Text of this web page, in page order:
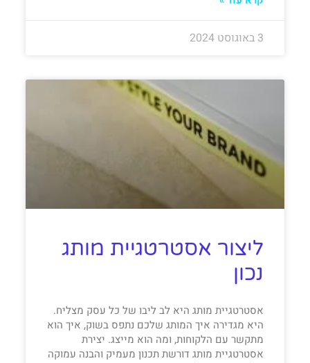
3 באוגוסט 2024
ליצור אסטרטגיית מותג
נכון
אסטרטגיית מותג היא לב ליבו של כל עסק מצליח.
היא מגדירה איך המותג שלכם נתפס בשוק, איך הוא
מתקשר עם הלקוחות, ומה הוא מייצג. יצירת
אסטרטגיית מותג דורשת תכנון מעמיק והבנה עמוקה